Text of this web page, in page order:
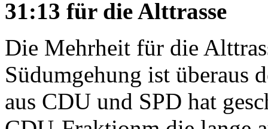
31:13 für die Alttrasse
Die Mehrheit für die
Südumgehung ist überaus
aus CDU und SPD hat